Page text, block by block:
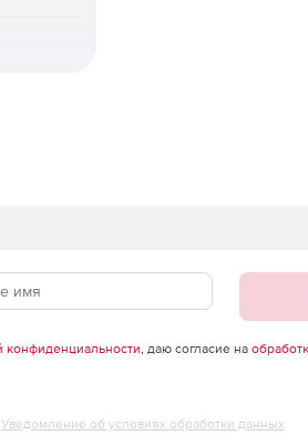
конфиденциальности, даю согласие на
Уведомление об условиях обработки данных